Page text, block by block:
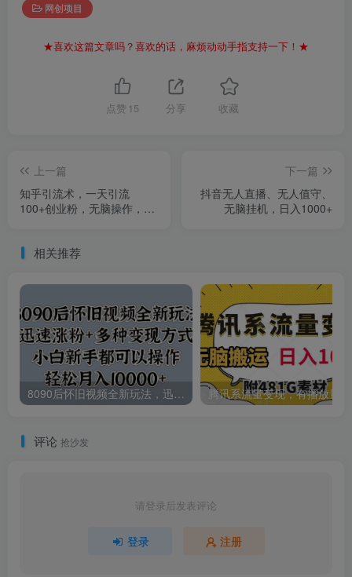
网创项目
★喜欢这篇文章吗？喜欢的话，麻烦动动手指支持一下！★
点赞 15 分享 收藏
上一篇
知乎引流术，一天引流
100+创业粉，无脑操作，当
下一篇
抖音无人直播、无人值守、
无脑挂机，日入1000+
相关推荐
8090后怀旧视频全新玩法，迅速涨粉+多种变现方式，小白新手都可以操作，轻松月入10000+
评论 抢沙发
请登录后发表评论
登录 注册